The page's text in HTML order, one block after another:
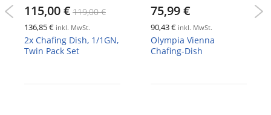
115,00 € 119,00 €
136,85 € inkl. MwSt.
2x Chafing Dish, 1/1GN,
Twin Pack Set
75,99 €
90,43 € inkl. MwSt.
Olympia Vienna
Chafing-Dish